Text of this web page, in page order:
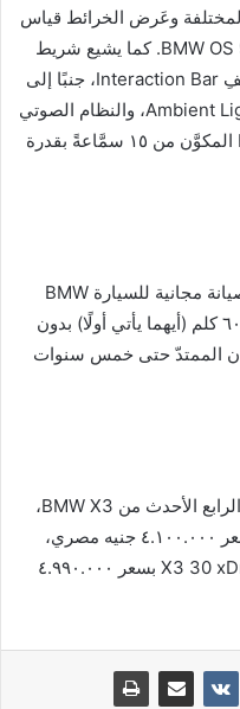
المختلفة وعَرض الخرائط قياس
١٤.٩ بوصات تعمل بنظام التشغيلِ BMW OS 9.0. كما يشيع شريط
التحكّم التفاعليِّ الخاصِّ متعدد الوظائفِ Interaction Bar، جنبًا إلى
جنب مع نظام الإضاءة الداخلية Ambient Lighting، والنظام الصوتي
عالي النقاء من فئة Harman Kardon المكوَّن من ١٥ سمَّاعةً بقدرة
توفّر مجموعة جلوبال أوتو للسيارات صيانة مجانية للسيارة BMW
X3 الأحدث لمدة ثلاث سنوات أو ٦٠.٠٠٠ كلم (أيهما يأتي أولًا) بدون
الممتدّ حتى خمس سنوات
أمّا عن الفئة السعرية لسيارات الجيل الرابع الأحدث من BMW X3،
فتأتي الفئة القياسيةxLine X3 20 بسعر ٤.١٠٠.٠٠٠ جنيه مصري،
في حين تأتي الفئة الأعلى تجهيزًا X3 30 xDrive بسعر ٤.٩٩٠.٠٠٠